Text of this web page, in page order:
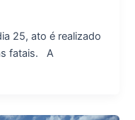
25, ato é realizado
fatais. A